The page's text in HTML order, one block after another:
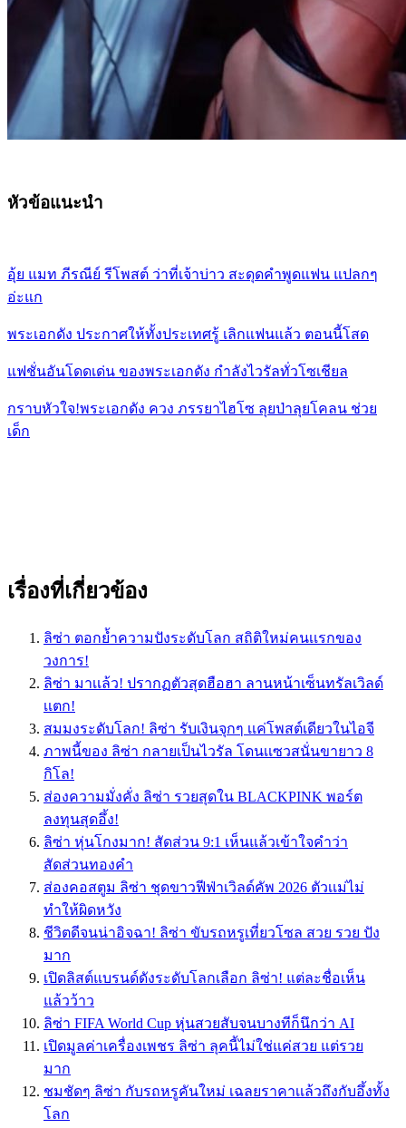
หัวข้อแนะนำ
อุ้ย แมท ภีรณีย์ รีโพสต์ ว่าที่เจ้าบ่าว สะดุดคำพูดแฟน แปลกๆ
อ่ะแก
พระเอกดัง ประกาศให้ทั้งประเทศรู้ เลิกแฟนแล้ว ตอนนี้โสด
แฟชั่นอันโดดเด่น ของพระเอกดัง กำลังไวรัลทั่วโซเชียล
กราบหัวใจ!พระเอกดัง ควง ภรรยาไฮโซ ลุยป่าลุยโคลน ช่วย
เด็ก
เรื่องที่เกี่ยวข้อง
ลิซ่า ตอกย้ำความปังระดับโลก สถิติใหม่คนเเรกของ
วงการ!
ลิซ่า มาเเล้ว! ปรากฏตัวสุดฮือฮา ลานหน้าเซ็นทรัลเวิลด์
เเตก!
สมมงระดับโลก! ลิซ่า รับเงินจุกๆ เเค่โพสต์เดียวในไอจี
ภาพนี้ของ ลิซ่า กลายเป็นไวรัล โดนเเซวสนั่นขายาว 8
กิโล!
ส่องความมั่งคั่ง ลิซ่า รวยสุดใน BLACKPINK พอร์ต
ลงทุนสุดอึ้ง!
ลิซ่า หุ่นโกงมาก! สัดส่วน 9:1 เห็นแล้วเข้าใจคำว่า
สัดส่วนทองคำ
ส่องคอสตูม ลิซ่า ชุดขาวฟีฟ่าเวิลด์คัพ 2026 ตัวเเม่ไม่
ทำให้ผิดหวัง
ชีวิตดีจนน่าอิจฉา! ลิซ่า ขับรถหรูเที่ยวโซล สวย รวย ปัง
มาก
เปิดลิสต์แบรนด์ดังระดับโลกเลือก ลิซ่า! แต่ละชื่อเห็น
แล้วว้าว
ลิซ่า FIFA World Cup หุ่นสวยสับจนบางทีก็นึกว่า AI
เปิดมูลค่าเครื่องเพชร ลิซ่า ลุคนี้ไม่ใช่แค่สวย แต่รวย
มาก
ชมชัดๆ ลิซ่า กับรถหรูคันใหม่ เฉลยราคาเเล้วถึงกับอึ้งทั้ง
โลก